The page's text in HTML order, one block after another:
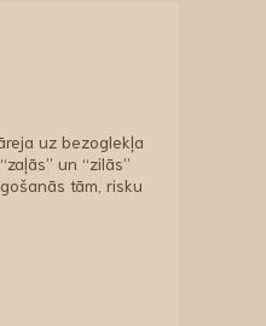
uz bezoglekļa
un “zilās”
tām, risku